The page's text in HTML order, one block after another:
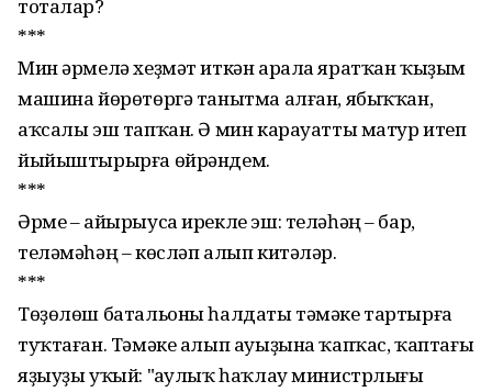
тоталар?
***
Мин әрмелә хеҙмәт иткән арала яратҡан ҡыҙым
машина йөрөтөргә танытма алған, ябыҡҡан,
аҡсалы эш тапҡан. Ә мин карауатты матур итеп
йыйыштырырға өйрәндем.
***
Әрме – айырыуса ирекле эш: теләһәң – бар,
теләмәһәң – көсләп алып китәләр.
***
Төҙөлөш батальоны һалдаты тәмәке тар­тырға
туҡтаған. Тә­мәке алып ауыҙына ҡапҡас, ҡаптағы
яҙыуҙы уҡый: "Һау­лыҡ һаҡлау ми­нистрлығы